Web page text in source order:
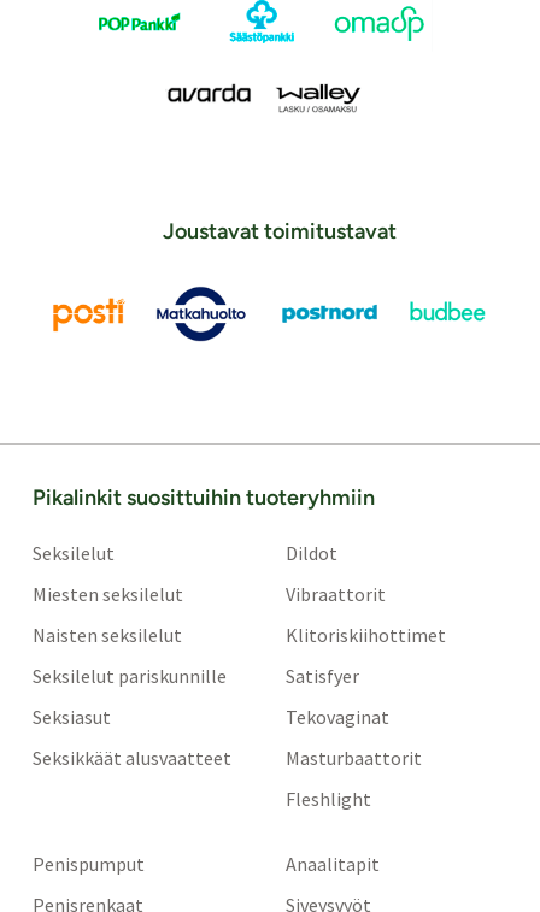
Joustavat toimitustavat
Pikalinkit suosittuihin tuoteryhmiin
Seksilelut
Miesten seksilelut
Naisten seksilelut
Seksilelut pariskunnille
Seksiasut
Seksikkäät alusvaatteet
Dildot
Vibraattorit
Klitoriskiihottimet
Satisfyer
Tekovaginat
Masturbaattorit
Fleshlight
Penispumput
Penisrenkaat
Anaalitapit
Siveysvyöt